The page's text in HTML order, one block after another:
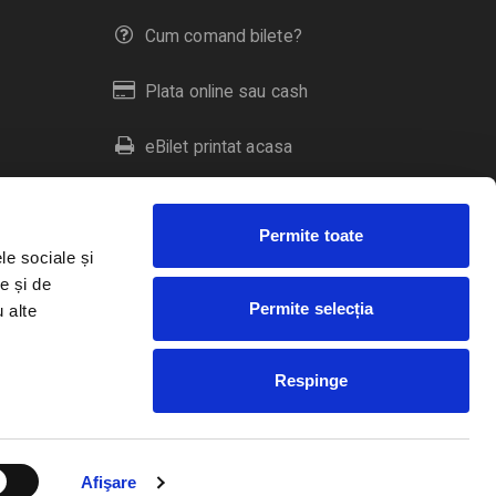
sociale și
și de
alte
Afişare
Permite toate
Permite selecția
Respinge
Cum comand bilete?
Plata online sau cash
eBilet printat acasa
Livrare prin curier
Duplicare bilete